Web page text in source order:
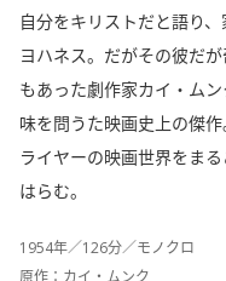
自分をキリストだと語り
ヨハネス。だがその彼だ
もあった劇作家カイ・ムン
味を問うた映画史上の傑
ライヤーの映画世界をま
はらむ。
1954年／126分／モノクロ
原作：カイ・ムンク